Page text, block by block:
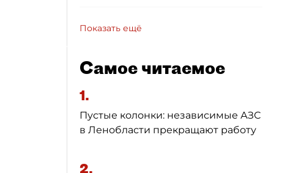
Показать ещё
Самое читаемое
1.
Пустые колонки: независимые АЗС
в Ленобласти прекращают работу
2.